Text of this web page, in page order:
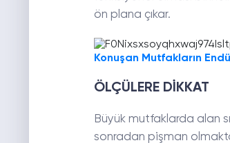
ön plana çıkar.
Konuşan Mutfakların
ÖLÇÜLERE DİKKAT
Büyük mutfaklarda alan
sonradan pişman